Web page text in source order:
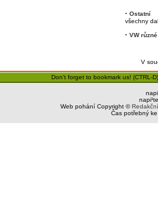
· Ostatní
všechny
· VW různé
V
Don't forget to bookmark us! (CTRL-
Web pohání Copyright ©
Čas potřebný